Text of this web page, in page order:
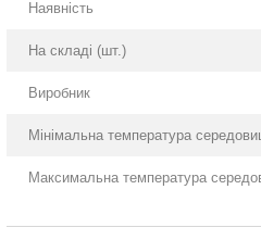
Наявність
На складі (шт.)
Виробник
Мінімальна температура
Максимальна температура